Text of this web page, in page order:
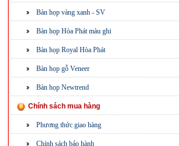
Bàn họp vàng xanh - SV
Bàn họp Hòa Phát màu ghi
Bàn họp Royal Hòa Phát
Bàn họp gỗ Veneer
Bàn họp Newtrend
Chính sách mua hàng
Phương thức giao hàng
Chính sách bảo hành